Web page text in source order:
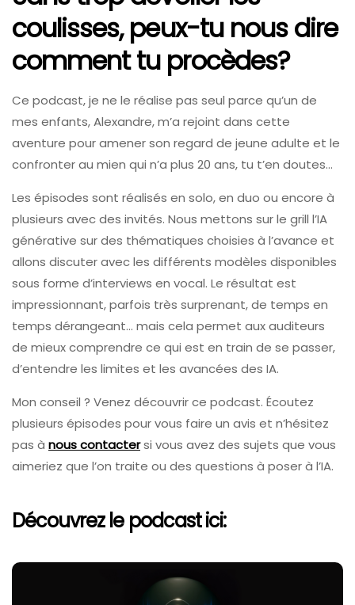
coulisses, peux-tu nous dire
comment tu procèdes?
Ce podcast, je ne le réalise pas seul parce qu’un de
mes enfants, Alexandre, m’a rejoint dans cette
aventure pour amener son regard de jeune adulte et le
confronter au mien qui n’a plus 20 ans, tu t’en doutes…
Les épisodes sont réalisés en solo, en duo ou encore à
plusieurs avec des invités. Nous mettons sur le grill l’IA
générative sur des thématiques choisies à l’avance et
allons discuter avec les différents modèles disponibles
sous forme d’interviews en vocal. Le résultat est
impressionnant, parfois très surprenant, de temps en
temps dérangeant… mais cela permet aux auditeurs
de mieux comprendre ce qui est en train de se passer,
d’entendre les limites et les avancées des IA.
Mon conseil ? Venez découvrir ce podcast. Écoutez
plusieurs épisodes pour vous faire un avis et n’hésitez
pas à nous contactersi vous avez des sujets que vous
aimeriez que l’on traite ou des questions à poser à l’IA.
Découvrez le podcast ici: